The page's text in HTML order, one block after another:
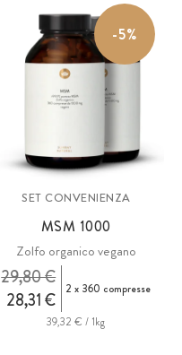
-5%
SET CONVENIENZA
MSM 1000
Zolfo organico vegano
28,31 €
29,80 € 2 x 360 compresse
39,32 € / 1kg